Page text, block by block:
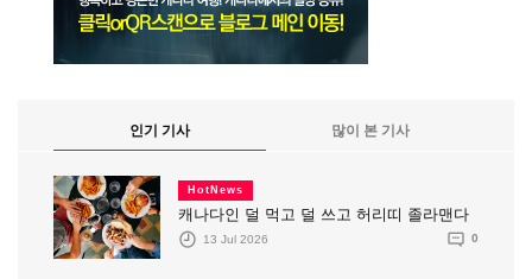
인기 기사 많이 본 기사
HotNews
캐나다인 덜 먹고 덜 쓰고 허리띠 졸라맨다
13 Jul 2026 0